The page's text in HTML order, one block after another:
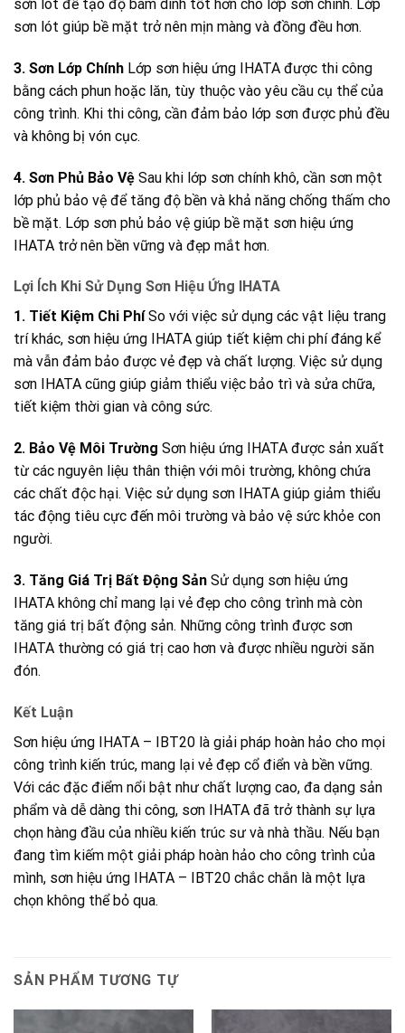
sơn lót để tạo độ bám dính tốt hơn cho lớp sơn chính. Lớp
sơn lót giúp bề mặt trở nên mịn màng và đồng đều hơn.
3. Sơn Lớp Chính Lớp sơn hiệu ứng IHATA được thi công
bằng cách phun hoặc lăn, tùy thuộc vào yêu cầu cụ thể của
công trình. Khi thi công, cần đảm bảo lớp sơn được phủ đều
và không bị vón cục.
4. Sơn Phủ Bảo Vệ Sau khi lớp sơn chính khô, cần sơn một
lớp phủ bảo vệ để tăng độ bền và khả năng chống thấm cho
bề mặt. Lớp sơn phủ bảo vệ giúp bề mặt sơn hiệu ứng
IHATA trở nên bền vững và đẹp mắt hơn.
Lợi Ích Khi Sử Dụng Sơn Hiệu Ứng IHATA
1. Tiết Kiệm Chi PhíSo với việc sử dụng các vật liệu trang
trí khác, sơn hiệu ứng IHATA giúp tiết kiệm chi phí đáng kể
mà vẫn đảm bảo được vẻ đẹp và chất lượng. Việc sử dụng
sơn IHATA cũng giúp giảm thiểu việc bảo trì và sửa chữa,
tiết kiệm thời gian và công sức.
2. Bảo Vệ Môi Trường Sơn hiệu ứng IHATA được sản xuất
từ các nguyên liệu thân thiện với môi trường, không chứa
các chất độc hại. Việc sử dụng sơn IHATA giúp giảm thiểu
tác động tiêu cực đến môi trường và bảo vệ sức khỏe con
người.
3. Tăng Giá Trị Bất Động Sản Sử dụng sơn hiệu ứng
IHATA không chỉ mang lại vẻ đẹp cho công trình mà còn
tăng giá trị bất động sản. Những công trình được sơn
IHATA thường có giá trị cao hơn và được nhiều người săn
đón.
Kết Luận
Sơn hiệu ứng IHATA – IBT20 là giải pháp hoàn hảo cho mọi
công trình kiến trúc, mang lại vẻ đẹp cổ điển và bền vững.
Với các đặc điểm nổi bật như chất lượng cao, đa dạng sản
phẩm và dễ dàng thi công, sơn IHATA đã trở thành sự lựa
chọn hàng đầu của nhiều kiến trúc sư và nhà thầu. Nếu bạn
đang tìm kiếm một giải pháp hoàn hảo cho công trình của
mình, sơn hiệu ứng IHATA – IBT20 chắc chắn là một lựa
chọn không thể bỏ qua.
SẢN PHẨM TƯƠNG TỰ